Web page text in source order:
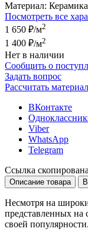
Материал: Керамика
Посмотреть все
1 650 ₽/м2
1 400 ₽/м2
Нет в наличии
Сообщить о
Задать вопрос
Рассчитать
ВКонтакте
Viber
WhatsApp
Telegram
Ссылка скопирована
Описание товара
Несмотря на
представленных на
своей популярности.